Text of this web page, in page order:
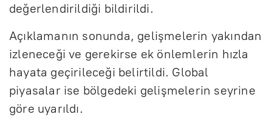
değerlendirildiği bildirildi.
Açıklamanın sonunda, gelişmelerin yakından
izleneceği ve gerekirse ek önlemlerin hızla
hayata geçirileceği belirtildi. Global
piyasalar ise bölgedeki gelişmelerin seyrine
göre uyarıldı.